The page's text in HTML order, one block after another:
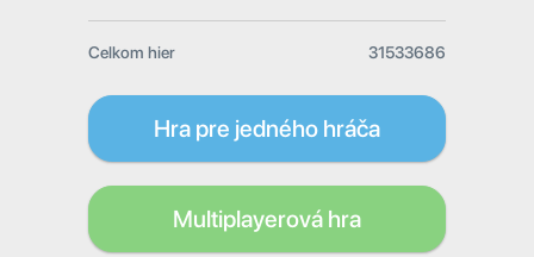
Celkom hier 31533686
Hra pre jedného hráča
Multiplayerová hra